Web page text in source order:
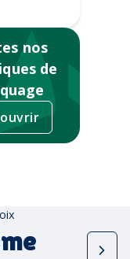
nos
de